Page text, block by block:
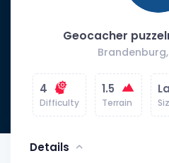
Geocacher
4
Difficulty
1.5
Terrain
Details